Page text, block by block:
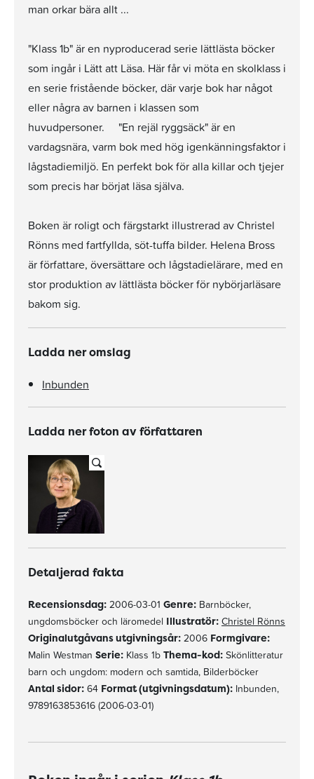
man orkar bära allt ...
"Klass 1b" är en nyproducerad serie lättlästa böcker
som ingår i Lätt att Läsa. Här får vi möta en skolklass i
en serie fristående böcker, där varje bok har något
eller några av barnen i klassen som
huvudpersoner. "En rejäl ryggsäck" är en
vardagsnära, varm bok med hög igenkänningsfaktor i
lågstadiemiljö. En perfekt bok för alla killar och tjejer
som precis har börjat läsa själva.
Boken är roligt och färgstarkt illustrerad av Christel
Rönns med fartfyllda, söt-tuffa bilder. Helena Bross
är författare, översättare och lågstadielärare, med en
stor produktion av lättlästa böcker för nybörjarläsare
bakom sig.
Ladda ner omslag
Inbunden
Ladda ner foton av författaren
Detaljerad fakta
Recensionsdag: 2006-03-01 Genre: Barnböcker,
ungdomsböcker och läromedel Illustratör: Christel Rönns
Originalutgåvans utgivningsår: 2006 Formgivare:
Malin Westman Serie: Klass 1b Thema-kod: Skönlitteratur
barn och ungdom: modern och samtida, Bilderböcker
Antal sidor: 64 Format (utgivningsdatum): Inbunden,
9789163853616 (2006-03-01)